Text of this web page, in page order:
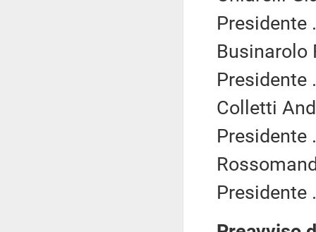
Presidente
Businarolo
Presidente
Colletti
Presidente
Presidente